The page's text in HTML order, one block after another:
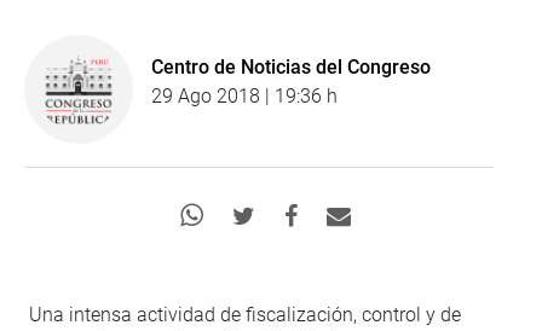
Centro de Noticias del Congreso
29 Ago 2018 | 19:36 h
Una intensa actividad de fiscalización, control y de